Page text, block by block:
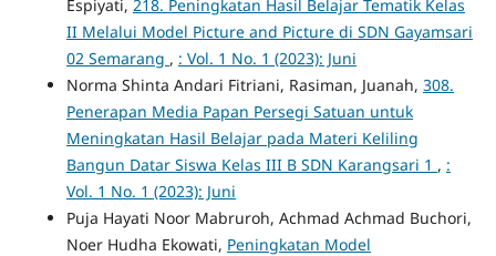
Espiyati, 218. Peningkatan Hasil Belajar Tematik Kelas
II Melalui Model Picture and Picture di SDN Gayamsari
02 Semarang , : Vol. 1 No. 1 (2023): Juni
Norma Shinta Andari Fitriani, Rasiman, Juanah, 308.
Penerapan Media Papan Persegi Satuan untuk
Meningkatan Hasil Belajar pada Materi Keliling
Bangun Datar Siswa Kelas III B SDN Karangsari 1 , :
Vol. 1 No. 1 (2023): Juni
Puja Hayati Noor Mabruroh, Achmad Achmad Buchori,
Noer Hudha Ekowati, Peningkatan Model